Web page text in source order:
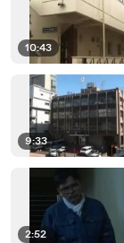
10:43
9:33
2:52